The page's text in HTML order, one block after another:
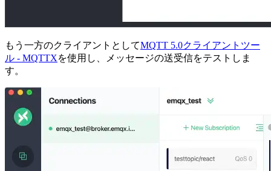
もう一方のクライアントとしてMQTT 5.0クライアントツー
ル - MQTTXを使用し、メッセージの送受信をテストしま
す。